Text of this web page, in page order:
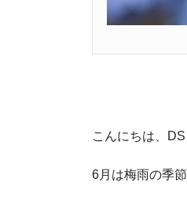
こんにちは、
6月は梅雨の季